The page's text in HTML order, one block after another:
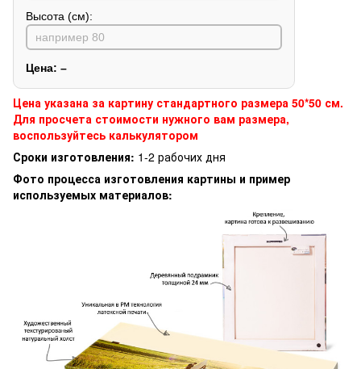
Высота (см):
Цена: –
Цена указана за картину стандартного размера 50*50 см.
Для просчета стоимости нужного вам размера,
воспользуйтесь калькулятором
Сроки изготовления: 1-2 рабочих дня
Фото процесса изготовления картины и пример
используемых материалов: